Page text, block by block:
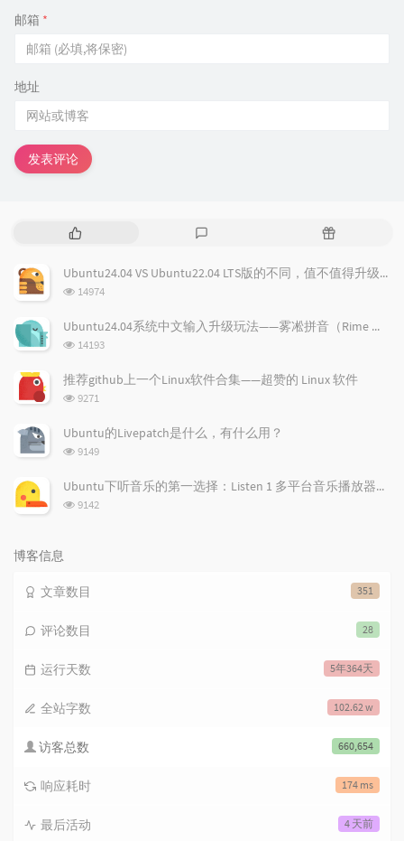
邮箱 *
地址
发表评论
热
章
评
随
文
章
Ubuntu24.04 VS Ubuntu22.04 LTS版的不同，值不值得升级？
浏
次
14974
Ubuntu24.04系统中文输入升级玩法——雾凇拼音（Rime 配置）
浏
次
数:
14193
推荐github上一个Linux软件合集——超赞的 Linux 软件
浏
次
9271
Ubuntu的Livepatch是什么，有什么用？
浏
次
9149
Ubuntu下听音乐的第一选择：Listen 1 多平台音乐播放器，所有免费音乐一应俱全！
浏
9142
博客信息
351
文章数目
28
评论数目
5年364天
运行天数
102.62 w
全站字数
660,654
访客总数
174 ms
响应耗时
4 天前
最后活动